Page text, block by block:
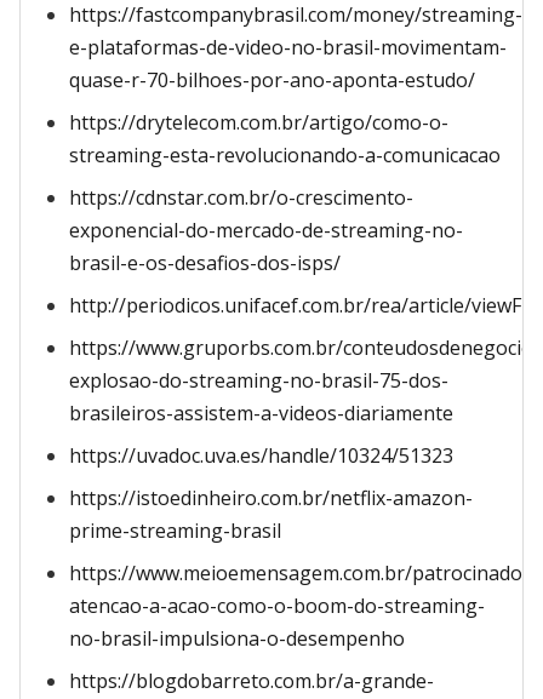
https://fastcompanybrasil.com/money/streaming-
e-plataformas-de-video-no-brasil-movimentam-
quase-r-70-bilhoes-por-ano-aponta-estudo/
https://drytelecom.com.br/artigo/como-o-
streaming-esta-revolucionando-a-comunicacao
https://cdnstar.com.br/o-crescimento-
exponencial-do-mercado-de-streaming-no-
brasil-e-os-desafios-dos-isps/
http://periodicos.unifacef.com.br/rea/article/
https://www.gruporbs.com.br/
explosao-do-streaming-no-brasil-75-dos-
brasileiros-assistem-a-videos-diariamente
https://uvadoc.uva.es/handle/10324/51323
https://istoedinheiro.com.br/netflix-amazon-
prime-streaming-brasil
https://www.meioemensagem.com.br/patrocinado/
atencao-a-acao-como-o-boom-do-streaming-
no-brasil-impulsiona-o-desempenho
https://blogdobarreto.com.br/a-grande-